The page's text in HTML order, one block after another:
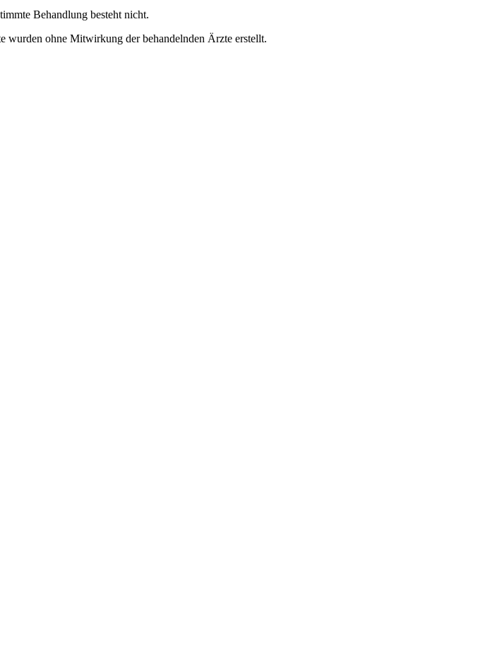
Behandlung besteht nicht.
wurden ohne Mitwirkung der behandelnden Ärzte erstellt.